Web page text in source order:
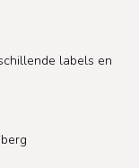
labels en